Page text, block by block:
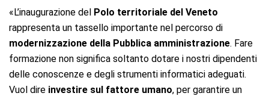
«L’inaugurazione del Polo territoriale del Veneto
rappresenta un tassello importante nel percorso di
modernizzazione della Pubblica amministrazione. Fare
formazione non significa soltanto dotare i nostri dipendenti
delle conoscenze e degli strumenti informatici adeguati.
Vuol dire investire sul fattore umano, per garantire un